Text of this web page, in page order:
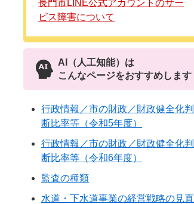
長門市LINE公式アカウントのサー
ビス障害について
AI（人工知能）は
こんなページをおすすめします
行政情報／市の財政／財政健全化判
断比率等（令和5年度）
行政情報／市の財政／財政健全化判
断比率等（令和6年度）
監査の種類
水道・下水道事業の経営戦略の見直